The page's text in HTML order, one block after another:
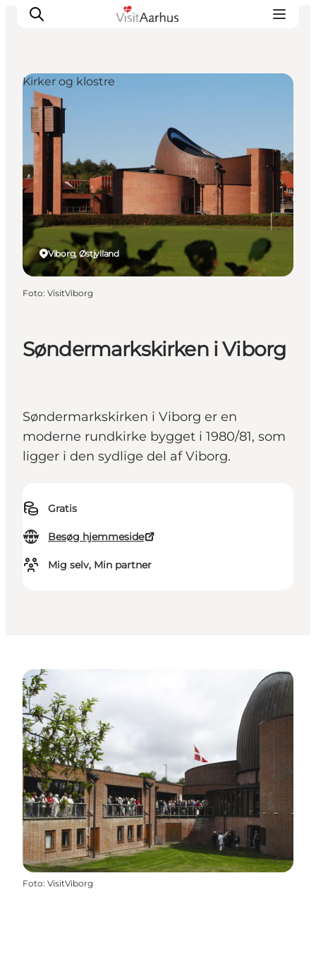
Oplevelser
Kalender
Byer og steder
Planlæg ferien
Transport
Søndermarkskirken i Viborg
Søndermarkskirken i Viborg er en
moderne rundkirke bygget i 1980/81, som
ligger i den sydlige del af Viborg.
Gratis
Besøg hjemmeside
Mig selv, Min partner
Viborg, Østjylland
Kirker og klostre
Foto: VisitViborg
Foto: VisitViborg